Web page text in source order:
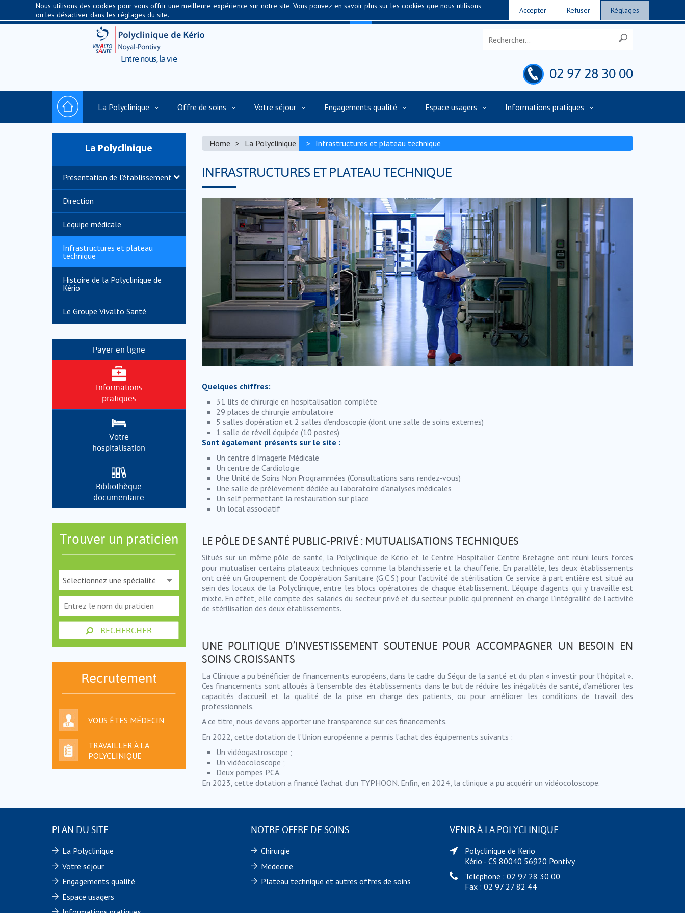
Kério - CS 80040
Entre nous, la vie
02 97 28 30 00
La Polyclinique Offre de soins Votre séjour Engagements qualité Espace usagers Informations pratiques
La Polyclinique
Présentation de l’établissement
Direction
L’équipe médicale
Infrastructures et plateau
technique
Histoire de la Polyclinique de
Kério
Le Groupe Vivalto Santé
Payer en ligne
Informations
pratiques
Votre
hospitalisation
Bibliothèque
documentaire
Trouver un praticien
RECHERCHER
Recrutement
VOUS ÊTES MÉDECIN
TRAVAILLER À LA
POLYCLINIQUE
Home La Polyclinique Infrastructures et plateau technique
INFRASTRUCTURES ET PLATEAU TECHNIQUE
Quelques chiffres:
31 lits de chirurgie en hospitalisation complète
29 places de chirurgie ambulatoire
5 salles d’opération et 2 salles d’endoscopie (dont une salle de soins externes)
1 salle de réveil équipée (10 postes)
Sont également présents sur le site :
Un centre d’Imagerie Médicale
Un centre de Cardiologie
Une Unité de Soins Non Programmées (Consultations sans rendez-vous)
Une salle de prélèvement dédiée au laboratoire d’analyses médicales
Un self permettant la restauration sur place
Un local associatif
LE PÔLE DE SANTÉ PUBLIC-PRIVÉ : MUTUALISATIONS TECHNIQUES
Situés sur un même pôle de santé, la Polyclinique de Kério et le Centre Hospitalier Centre Bretagne ont réuni leurs forces
pour mutualiser certains plateaux techniques comme la blanchisserie et la chaufferie. En parallèle, les deux établissements
ont créé un Groupement de Coopération Sanitaire (G.C.S.) pour l’activité de stérilisation. Ce service à part entière est situé au
sein des locaux de la Polyclinique, entre les blocs opératoires de chaque établissement. L’équipe d’agents qui y travaille est
mixte. En effet, elle compte des salariés du secteur privé et du secteur public qui prennent en charge l’intégralité de l’activité
de stérilisation des deux établissements.
UNE POLITIQUE D’INVESTISSEMENT SOUTENUE POUR ACCOMPAGNER UN BESOIN EN
SOINS CROISSANTS
La Clinique a pu bénéficier de financements européens, dans le cadre du Ségur de la santé et du plan « investir pour l’hôpital ».
Ces financements sont alloués à l’ensemble des établissements dans le but de réduire les inégalités de santé, d’améliorer les
capacités d’accueil et la qualité de la prise en charge des patients, ou pour améliorer les conditions de travail des
professionnels.
A ce titre, nous devons apporter une transparence sur ces financements.
En 2022, cette dotation de l’Union européenne a permis l’achat des équipements suivants :
Un vidéogastroscope ;
Un vidéocoloscope ;
Deux pompes PCA.
En 2023, cette dotation a financé l’achat d’un TYPHOON. Enfin, en 2024, la clinique a pu acquérir un vidéocoloscope.
PLAN DU SITE
La Polyclinique
Votre séjour
Engagements qualité
Espace usagers
NOTRE OFFRE DE SOINS
Chirurgie
Médecine
Plateau technique et autres offres de soins
VENIR À LA POLYCLINIQUE
Polyclinique de Kerio
Kério - CS 80040 56920 Pontivy
Téléphone : 02 97 28 30 00
Fax : 02 97 27 82 44
Nous utilisons des cookies pour vous offrir une meilleure expérience sur notre site. Vous pouvez en savoir plus sur les cookies que nous utilisons
ou les désactiver dans les réglages du site. Accepter Refuser Réglages